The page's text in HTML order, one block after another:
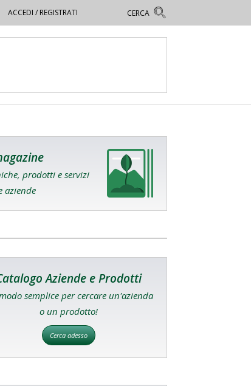
ACCEDI / REGISTRATI
prodotti e servizi
aziende
Aziende e Prodotti
semplice per cercare un'azienda
o un prodotto!
Cerca adesso